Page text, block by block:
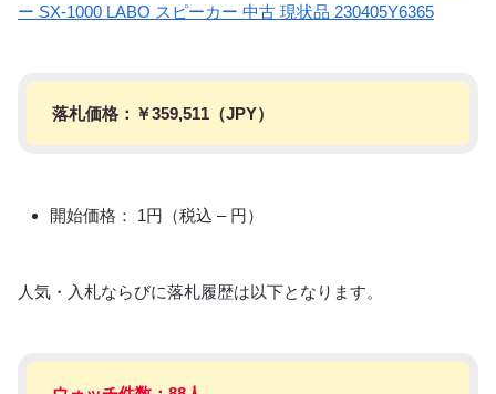
ー SX-1000 LABO スピーカー 中古 現状品 230405Y6365
落札価格：￥359,511（JPY）
開始価格： 1円（税込 – 円）
人気・入札ならびに落札履歴は以下となります。